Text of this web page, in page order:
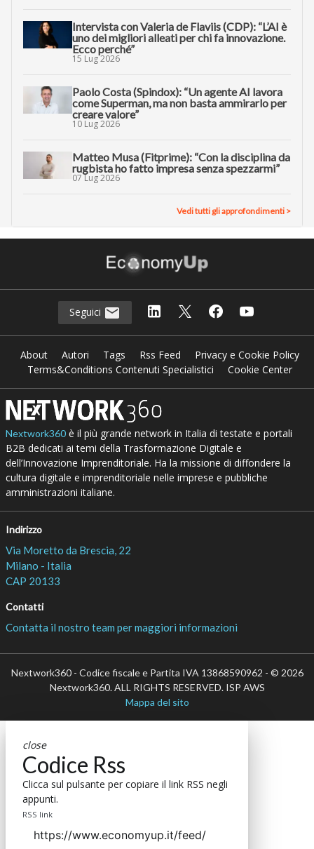
Intervista con Valeria de Flaviis (CDP): “L’AI è
uno dei migliori alleati per chi fa innovazione.
Ecco perché”
15 Lug 2026
Paolo Costa (Spindox): “Un agente AI lavora
come Superman, ma non basta ammirarlo per
creare valore”
10 Lug 2026
Matteo Musa (Fitprime): “Con la disciplina da
rugbista ho fatto impresa senza spezzarmi”
07 Lug 2026
Vedi tutti gli approfondimenti >
Seguici
About Autori Tags Rss Feed
Privacy e Cookie Policy
Terms&Conditions Contenuti Specialistici
Cookie Center
Nextwork360è il più grande network in Italia di testate e portali
B2B dedicati ai temi della Trasformazione Digitale e
dell’Innovazione Imprenditoriale. Ha la missione di diffondere la
cultura digitale e imprenditoriale nelle imprese e pubbliche
amministrazioni italiane.
Indirizzo
Via Moretto da Brescia, 22
Milano - Italia
CAP 20133
Contatti
Contatta il nostro team per maggiori informazioni
Nextwork360 - Codice fiscale e Partita IVA 13868590962 - © 2026
Nextwork360. ALL RIGHTS RESERVED. ISP AWS
Mappa del sito
close
Codice Rss
Clicca sul pulsante per copiare il link RSS negli
appunti.
RSS link